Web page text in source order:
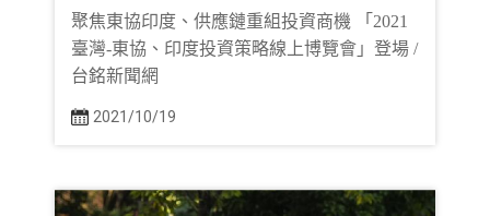
聚焦東協印度、供應鏈重組投資商機 「2021
臺灣-東協、印度投資策略線上博覽會」登場 /
台銘新聞網
2021/10/19